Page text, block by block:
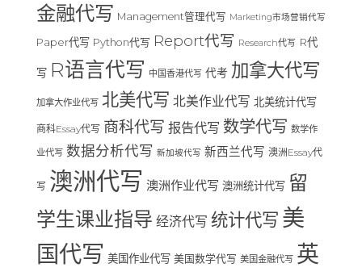
金融代写 Management管理代写 Marketing市场营销代写
Paper代写 Python代写 Report代写 Research代写 R代
写 R语言代写 中国香港代写 代考 加拿大代写
加拿大作业代写 北美代写 北美作业代写 北美统计代写
商科Essay代写 商科代写 报告代写 数学代写 数学作
业代写 数据分析代写 新加坡代写 新西兰代写 澳洲Essay代
写 澳洲代写 澳洲作业代写 澳洲统计代写 留
学生课业指导 经济代写 统计代写 美
国代写 美国作业代写 美国数学代写 美国金融代写 英